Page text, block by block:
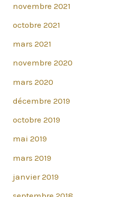
e
novembre 2021
octobre 2021
mars 2021
novembre 2020
mars 2020
décembre 2019
octobre 2019
mai 2019
mars 2019
janvier 2019